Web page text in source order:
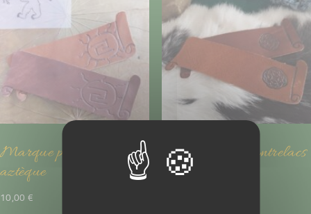
Marque page soleil
aztèque
10,00 €
Marque page Entrelacs
rond